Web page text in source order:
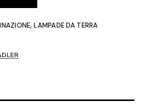
,LAMPADE DA TERRA